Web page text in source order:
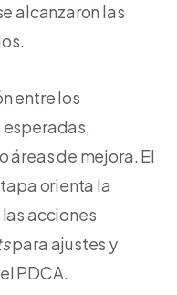
alcanzaron las
entre los
áreas de mejora. El
orienta la
acciones
para ajustes y
PDCA.